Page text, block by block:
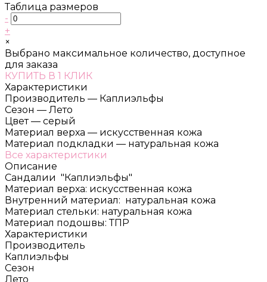
Таблица размеров
-
+
×
Выбрано максимальное количество, доступное
для заказа
КУПИТЬ В 1 КЛИК
Характеристики
Производитель — Каплиэльфы
Сезон — Лето
Цвет — серый
Материал верха — искусственная кожа
Материал подкладки — натуральная кожа
Все характеристики
Описание
Сандалии "Каплиэльфы"
Материал верха: искусственная кожа
Внутренний материал: натуральная кожа
Материал стельки: натуральная кожа
Материал подошвы: ТПР
Характеристики
Производитель
Каплиэльфы
Сезон
Лето